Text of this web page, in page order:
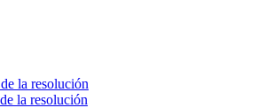
la resolución
la resolución